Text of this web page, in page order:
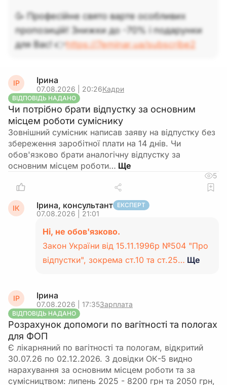
статусу або відстрочки від мобілізації
№76.
Підсумок: працівник має право продовжувати
роботу за сумісництвом, а питання звільнення з
з роботодавцем, а не обов’язком,
встановленим законодавством.
🥳 Професійне свято варте особливих
пропозицій! Знижки до -70% і подарунки
для Вас! 👉https://7eminar.ua/subscribe2
ІР Ірина
07.08.2026 | 20:26Кадри
ВІДПОВІДЬ НАДАНО
Чи потрібно брати відпустку за основним
місцем роботи суміснику
Зовнішний сумісник написав заяву на відпустку без
збереження заробітної плати на 14 днів. Чи
обов'язково брати аналогічну відпустку за
основним місцем роботи…
5
ІК Ірина, консультант ЕКСПЕРТ
07.08.2026 | 21:01
Ні, не обов'язково.
Закон України від 15.11.1996р №504 "Про
відпустки", зокрема ст.10 та ст.25… Ще
ІР Ірина
07.08.2026 | 17:35Зарплата
ВІДПОВІДЬ НАДАНО
Розрахунок допомоги по вагітності та пологах
для ФОП
Є лікарняний по вагітності та пологам, відкритий
30.07.26 по 02.12.2026. З довідки ОК-5 видно
нарахування за основним місцем роботи та за
сумісництвом: липень 2025 - 8200 грн та 2050 грн,